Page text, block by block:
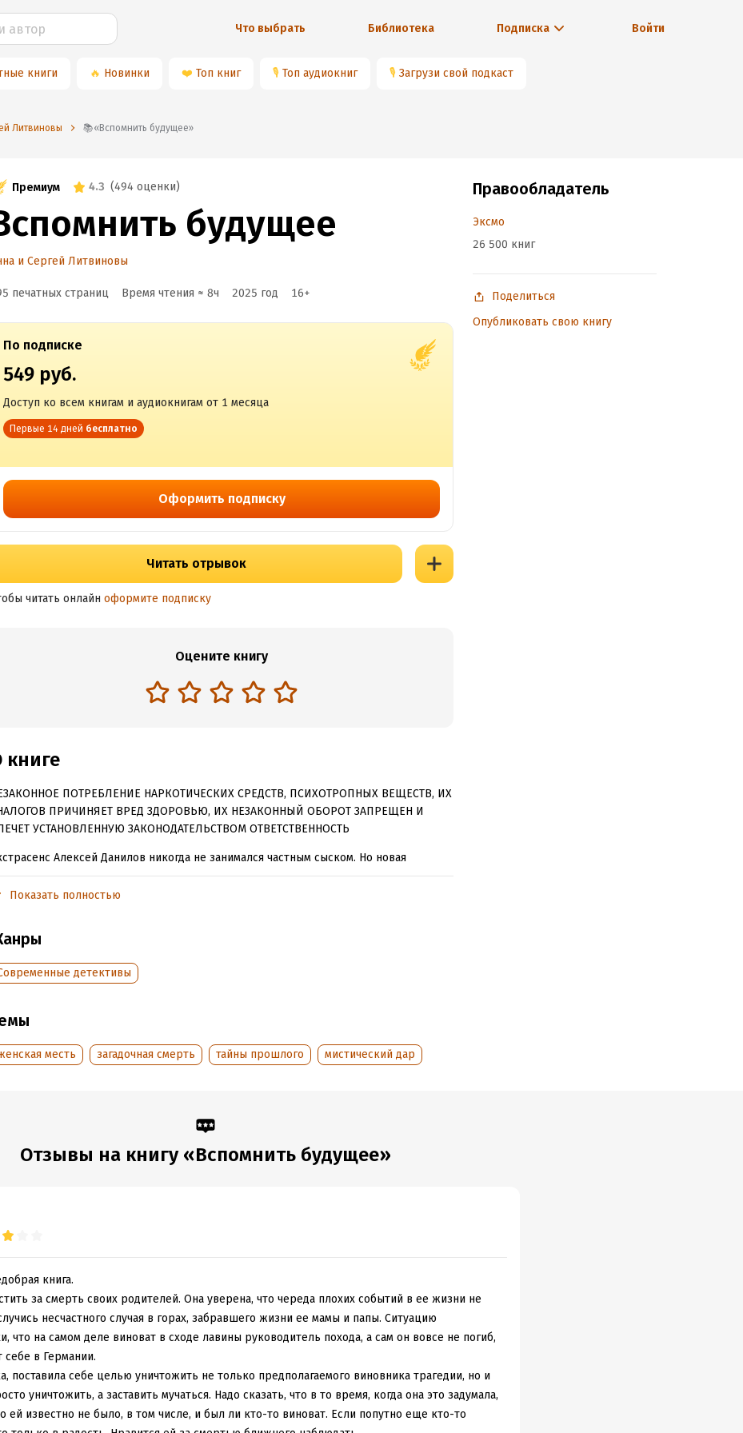
Что выбрать Библиотека Подписка Войти
книги 🔥 Новинки ❤️ Топ книг 🎙 Топ аудиокниг 🎙 Загрузи свой подкаст
Литвиновы 📚«Вспомнить будущее»
Премиум 4.3 (494 оценки)
будущее
и Сергей Литвиновы
печатных страниц Время чтения ≈ 8ч 2025 год 16+
По подписке
549 руб.
Доступ ко всем книгам и аудиокнигам от 1 месяца
Первые 14 дней бесплатно
Оформить подписку
Читать отрывок
читать онлайн оформите подписку
Оцените книгу
книге
ПОТРЕБЛЕНИЕ НАРКОТИЧЕСКИХ СРЕДСТВ, ПСИХОТРОПНЫХ ВЕЩЕСТВ, ИХ
ПРИЧИНЯЕТ ВРЕД ЗДОРОВЬЮ, ИХ НЕЗАКОННЫЙ ОБОРОТ ЗАПРЕЩЕН И
УСТАНОВЛЕННУЮ ЗАКОНОДАТЕЛЬСТВОМ ОТВЕТСТВЕННОСТЬ
Алексей Данилов никогда не занимался частным сыском. Но новая
магазинов Михаила Нетребина, жестоко зарезанного прямо под окнами
Алексей увидел, что мужчины там умирали каждые двадцать четыре
бизнес сгорел на корню… Необычные способности Маша обнаружила в
не сразу. А когда научилась ими пользоваться, поставила себе цель – найти и
человека, с которого начались все ее несчастья…
531590
Время на чтение:8ч.
Показать полностью
детективы
месть загадочная смерть тайны прошлого мистический дар
Правообладатель
Эксмо
26 500 книг
Поделиться
Опубликовать свою книгу
Отзывы на книгу «Вспомнить будущее»
книга.
за смерть своих родителей. Она уверена, что череда плохих событий в ее жизни не
несчастного случая в горах, забравшего жизни ее мамы и папы. Ситуацию
что на самом деле виноват в сходе лавины руководитель похода, а сам он вовсе не погиб,
себе в Германии.
поставила себе целью уничтожить не только предполагаемого виновника трагедии, но и
уничтожить, а заставить мучаться. Надо сказать, что в то время, когда она это задумала,
ей известно не было, в том числе, и был ли кто-то виноват. Если попутно еще кто-то